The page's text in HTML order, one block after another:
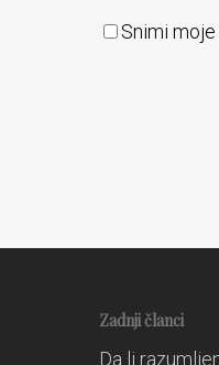
Snimi
Zadnji članci
Da li